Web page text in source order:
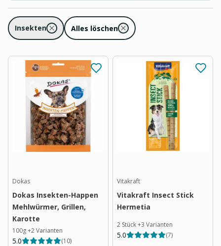
Insekten Alles löschen
Dokas
Dokas Insekten-Happen
Mehlwürmer, Grillen,
Karotte
100g+2Varianten
5.0 (10)
Vitakraft
Vitakraft Insect Stick
Hermetia
2 Stück+3 Varianten
5.0 (7)